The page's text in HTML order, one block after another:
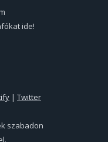
ide!
| Twitter
szabadon